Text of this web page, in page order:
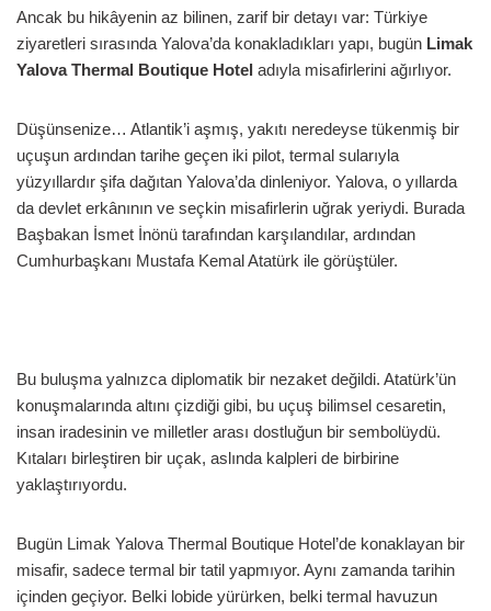
Ancak bu hikâyenin az bilinen, zarif bir detayı var: Türkiye
ziyaretleri sırasında Yalova’da konakladıkları yapı, bugün Limak
Yalova Thermal Boutique Hotel adıyla misafirlerini ağırlıyor.
Düşünsenize… Atlantik’i aşmış, yakıtı neredeyse tükenmiş bir
uçuşun ardından tarihe geçen iki pilot, termal sularıyla
yüzyıllardır şifa dağıtan Yalova’da dinleniyor. Yalova, o yıllarda
da devlet erkânının ve seçkin misafirlerin uğrak yeriydi. Burada
Başbakan İsmet İnönü tarafından karşılandılar, ardından
Cumhurbaşkanı Mustafa Kemal Atatürk ile görüştüler.
Bu buluşma yalnızca diplomatik bir nezaket değildi. Atatürk’ün
konuşmalarında altını çizdiği gibi, bu uçuş bilimsel cesaretin,
insan iradesinin ve milletler arası dostluğun bir sembolüydü.
Kıtaları birleştiren bir uçak, aslında kalpleri de birbirine
yaklaştırıyordu.
Bugün Limak Yalova Thermal Boutique Hotel’de konaklayan bir
misafir, sadece termal bir tatil yapmıyor. Aynı zamanda tarihin
içinden geçiyor. Belki lobide yürürken, belki termal havuzun